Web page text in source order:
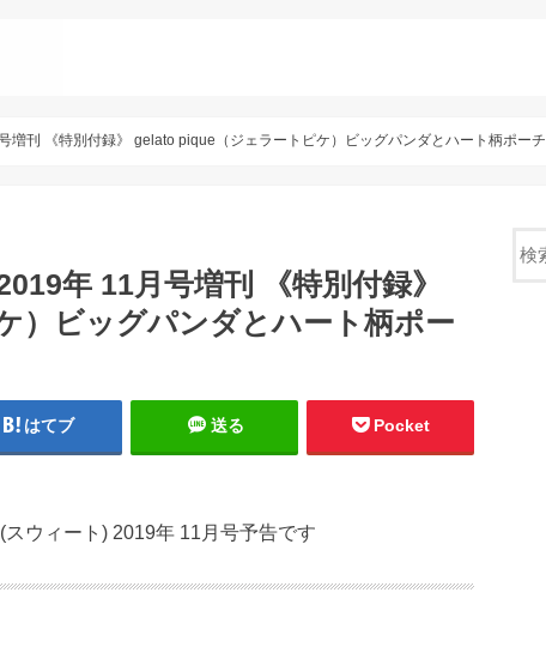
増刊 《特別付録》 gelato pique（ジェラートピケ）ビッグパンダとハート柄ポーチ
年 11月号増刊 《特別付録》
）ビッグパンダとハート柄ポー
はてブ 送る Pocket
ウィート) 2019年 11月号予告です